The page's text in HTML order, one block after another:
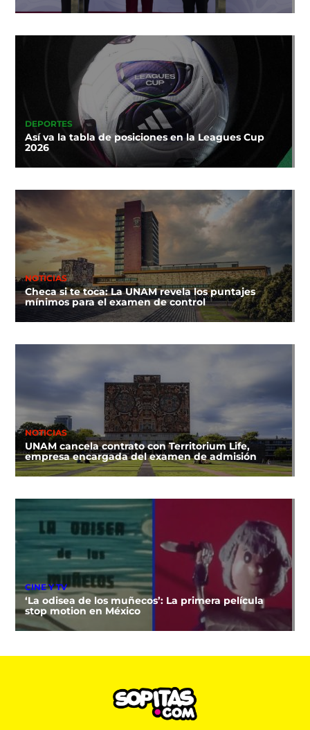
DEPORTES
Así va la tabla de posiciones en la Leagues Cup
2026
NOTICIAS
Checa si te toca: La UNAM revela los puntajes
mínimos para el examen de control
NOTICIAS
UNAM cancela contrato con Territorium Life,
empresa encargada del examen de admisión
CINE Y TV
‘La odisea de los muñecos’: La primera película
stop motion en México